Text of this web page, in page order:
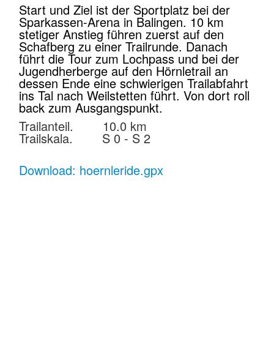
Start und Ziel ist der Sportplatz bei der
Sparkassen-Arena in Balingen. 10 km
stetiger Anstieg führen zuerst auf den
Schafberg zu einer Trailrunde. Danach
führt die Tour zum Lochpass und bei der
Jugendherberge auf den Hörnletrail an
dessen Ende eine schwierigen Trailabfahrt
ins Tal nach Weilstetten führt. Von dort roll
back zum Ausgangspunkt.
Trailanteil. 10.0 km
Trailskala. S 0 - S 2
Download: hoernleride.gpx